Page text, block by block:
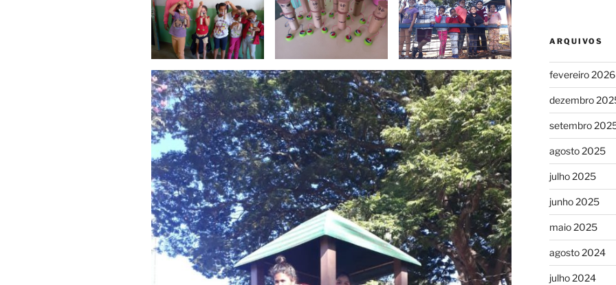
ARQUIVOS
fevereiro 2026
dezembro
setembro
agosto 2025
julho 2025
junho 2025
maio 2025
agosto 2024
julho 2024